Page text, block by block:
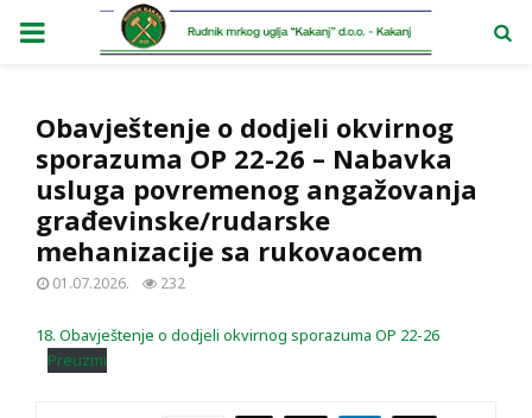
PRIMARY
Obavještenje o dodjeli okvirnog
sporazuma OP 22-26 – Nabavka
usluga povremenog angažovanja
građevinske/rudarske
mehanizacije sa rukovaocem
01.07.2026. 232
18. Obavještenje o dodjeli okvirnog sporazuma OP 22-26
Preuzmi